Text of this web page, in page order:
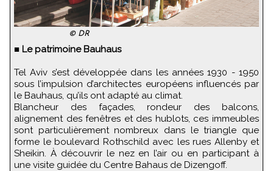
© DR
Le patrimoine Bauhaus
Tel Aviv s’est développée dans les années 1930 - 1950
sous l’impulsion d’architectes européens influencés par
le Bauhaus, qu’ils ont adapté au climat.
Blancheur des façades, rondeur des balcons,
alignement des fenêtres et des hublots, ces immeubles
sont particulièrement nombreux dans le triangle que
forme le boulevard Rothschild avec les rues Allenby et
Sheikin. À découvrir le nez en l’air ou en participant à
une visite guidée du Centre Bahaus de Dizengoff.